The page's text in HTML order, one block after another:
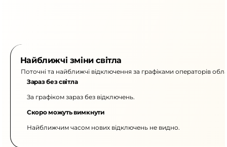
Найближчі зміни світла
Поточні та найближчі відключення за графіками операторів
Зараз без світла
За графіком зараз без відключень.
Скоро можуть вимкнути
Найближчим часом нових відключень не видно.